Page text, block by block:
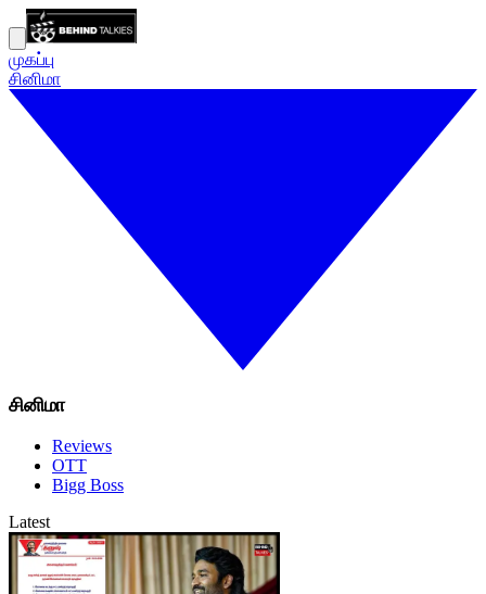
முகப்பு
சினிமா
சினிமா
Reviews
OTT
Bigg Boss
Latest